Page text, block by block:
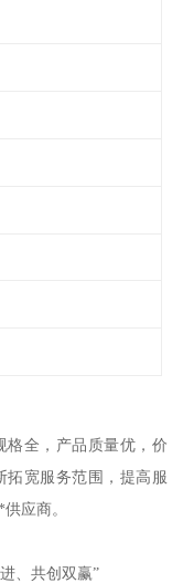
格全，产品质量优，价
拓宽服务范围，提高服
应商。
、共创双赢”